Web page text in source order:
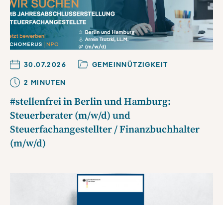
30.07.2026
GEMEINNÜTZIGKEIT
2 MINUTEN
#stellenfrei in Berlin und Hamburg:
Steuerberater (m/w/d) und
Steuerfachangestellter / Finanzbuchhalter
(m/w/d)